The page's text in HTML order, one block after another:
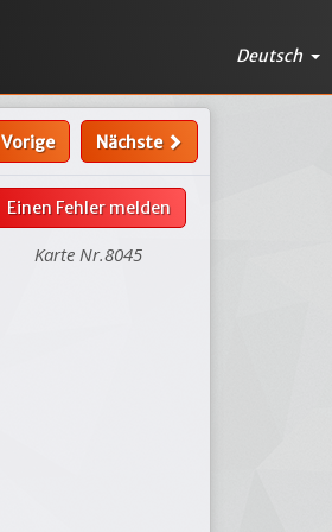
Deutsch
Vorige Nächste
Einen Fehler melden
Karte Nr.8045